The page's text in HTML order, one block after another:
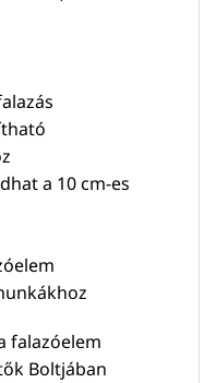
a 10 cm-es
falazóelem
Boltjában